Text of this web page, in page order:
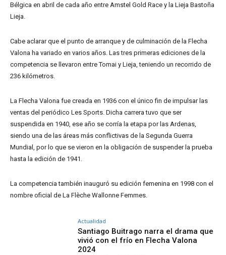
Bélgica en abril de cada año entre Amstel Gold Race y la Lieja Bastoña
Lieja.
Cabe aclarar que el punto de arranque y de culminación de la Flecha
Valona ha variado en varios años. Las tres primeras ediciones de la
competencia se llevaron entre Tomai y Lieja, teniendo un recorrido de
236 kilómetros.
La Flecha Valona fue creada en 1936 con el único fin de impulsar las
ventas del periódico Les Sports. Dicha carrera tuvo que ser
suspendida en 1940, ese año se corría la etapa por las Ardenas,
siendo una de las áreas más conflictivas de la Segunda Guerra
Mundial, por lo que se vieron en la obligación de suspender la prueba
hasta la edición de 1941.
La competencia también inauguró su edición femenina en 1998 con el
nombre oficial de La Flèche Wallonne Femmes.
Actualidad
Santiago Buitrago narra el drama que
vivió con el frío en Flecha Valona
2024